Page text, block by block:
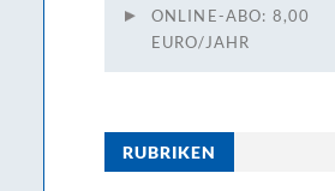
ONLINE-ABO: 8,00
EURO/JAHR
RUBRIKEN